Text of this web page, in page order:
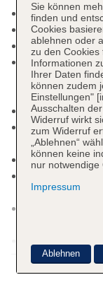
Pool „Pool“:
beheizbar:
Liegen: ohne
Diskothek/
Internet:
(Anlage):
American
&
Sie können
finden und
Cookies
ablehnen oder
zu den Cookies
Informationen
Ihrer Daten
können zudem
Einstellungen"
Ausschalten
Widerruf wirkt
zum Widerruf
„Ablehnen“
können keine
nur notwendige
Impressum
Ablehnen